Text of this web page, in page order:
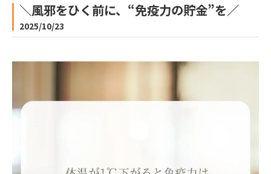
＼風邪をひく前に、“免疫力の貯金”を／
2025/10/23